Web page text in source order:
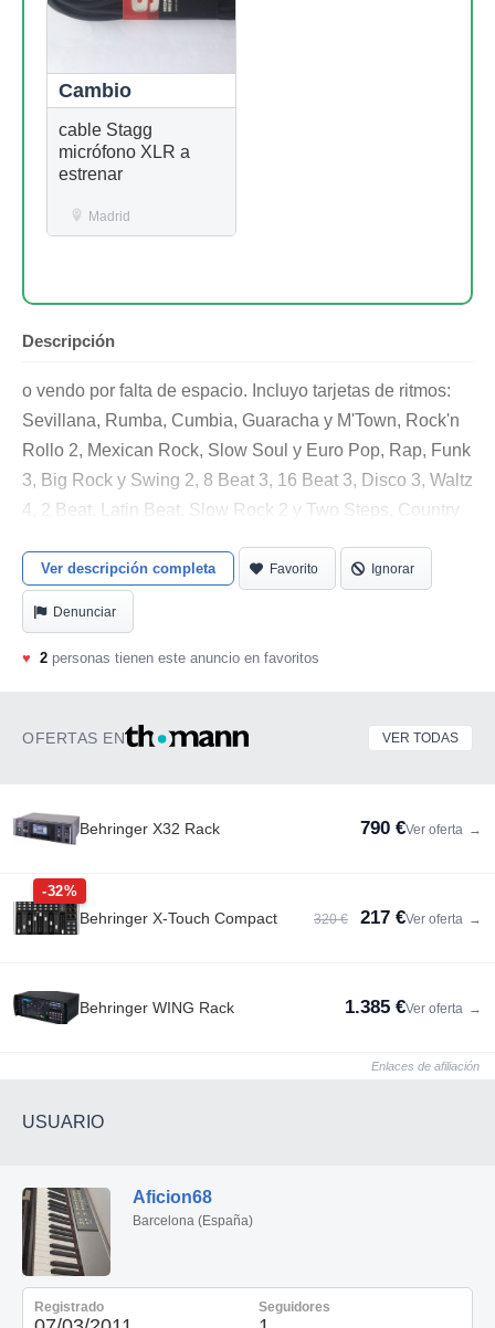
Cambio
cable Stagg
micrófono XLR a
estrenar
Madrid
Descripción
o vendo por falta de espacio. Incluyo tarjetas de ritmos:
Sevillana, Rumba, Cumbia, Guaracha y M'Town, Rock'n
Rollo 2, Mexican Rock, Slow Soul y Euro Pop, Rap, Funk
3, Big Rock y Swing 2, 8 Beat 3, 16 Beat 3, Disco 3, Waltz
4, 2 Beat, Latin Beat, Slow Rock 2 y Two Steps, Country
County Rock 2. Y regalo Casiotone con adaptador
(funciona también a pilas) .
Ver descripción completa Favorito Ignorar
Denunciar
♥ 2 personas tienen este anuncio en favoritos
OFERTAS EN VER TODAS
Behringer X32 Rack 790 €Ver oferta →
-32%
Behringer X-Touch Compact 320 € 217 €Ver oferta →
Behringer WING Rack 1.385 €Ver oferta →
Enlaces de afiliación
USUARIO
Aficion68
Barcelona (España)
Registrado Seguidores